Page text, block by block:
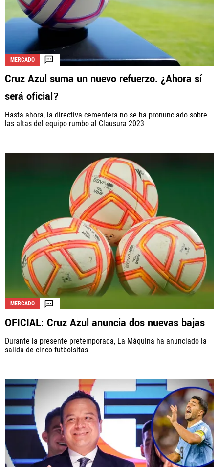
MERCADO
Cruz Azul suma un nuevo refuerzo. ¿Ahora sí
será oficial?
Hasta ahora, la directiva cementera no se ha pronunciado sobre
las altas del equipo rumbo al Clausura 2023
MERCADO
OFICIAL: Cruz Azul anuncia dos nuevas bajas
Durante la presente pretemporada, La Máquina ha anunciado la
salida de cinco futbolsitas